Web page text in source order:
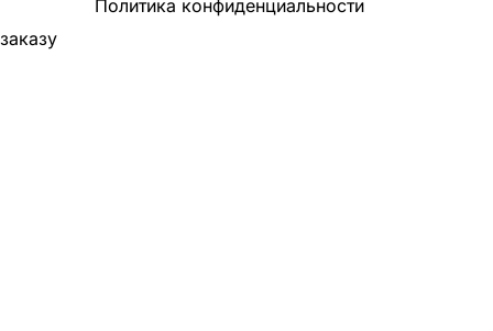
Политика конфиденциальности